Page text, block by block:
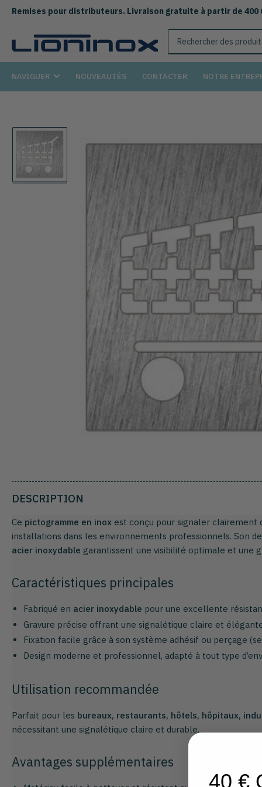
Remises pour distributeurs. Livraison gratuite à partir de 400
Rechercher
des
produits
NAVIGUER NOUVEAUTÉS CONTACTER NOTRE
Chargement
de
la
DESCRIPTION
Ce pictogramme en inox est conçu pour signaler clairement
installations dans les environnements professionnels. Son
acier inoxydable garantissent une visibilité optimale et une
Caractéristiques principales
Fabriqué en acier inoxydable pour une excellente
Gravure précise offrant une signalétique claire et
Fixation facile grâce à son système adhésif ou perçage
Design moderne et professionnel, adapté à tout type
Utilisation recommandée
Parfait pour les bureaux, restaurants, hôtels, hôpitaux,
nécessitant une signalétique claire et durable.
Avantages supplémentaires
40 €